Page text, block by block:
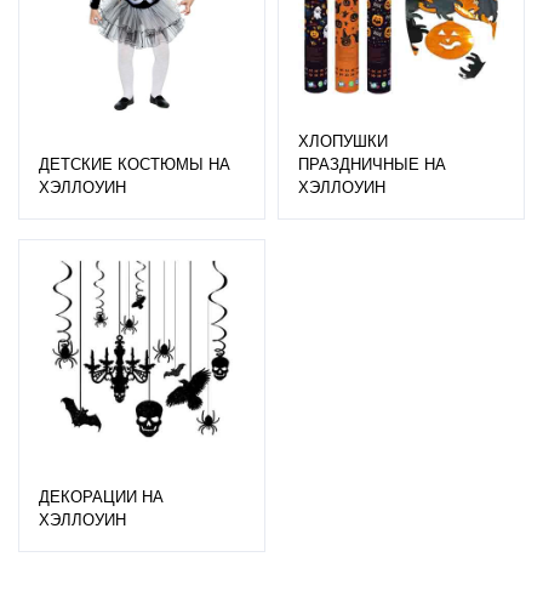
ДЕТСКИЕ КОСТЮМЫ НА
ХЭЛЛОУИН
ХЛОПУШКИ
ПРАЗДНИЧНЫЕ НА
ХЭЛЛОУИН
ДЕКОРАЦИИ НА
ХЭЛЛОУИН